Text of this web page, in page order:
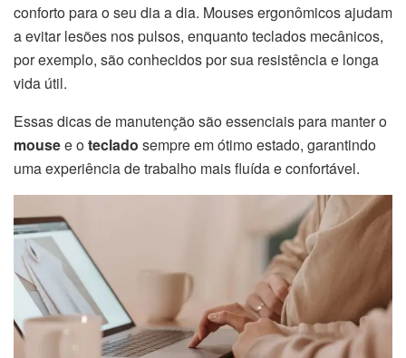
conforto para o seu dia a dia. Mouses ergonômicos ajudam
a evitar lesões nos pulsos, enquanto teclados mecânicos,
por exemplo, são conhecidos por sua resistência e longa
vida útil.
Essas dicas de manutenção são essenciais para manter o
mousee oteclado sempre em ótimo estado, garantindo
uma experiência de trabalho mais fluída e confortável.